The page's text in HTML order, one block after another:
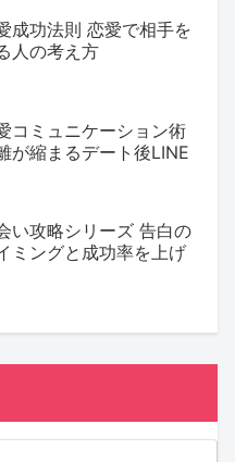
成功法則 恋愛で相手を
人の考え方
コミュニケーション術
が縮まるデート後LINE
い攻略シリーズ 告白の
ミングと成功率を上げ